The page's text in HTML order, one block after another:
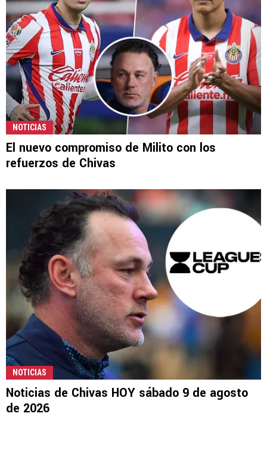
NOTICIAS
El nuevo compromiso de Milito con los
refuerzos de Chivas
NOTICIAS
Noticias de Chivas HOY sábado 9 de agosto
de 2026